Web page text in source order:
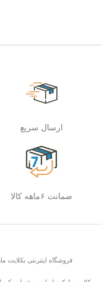
ارسال سریع
ضمانت ۶ماهه کالا
فروشگاه اینترنتی بکلایت